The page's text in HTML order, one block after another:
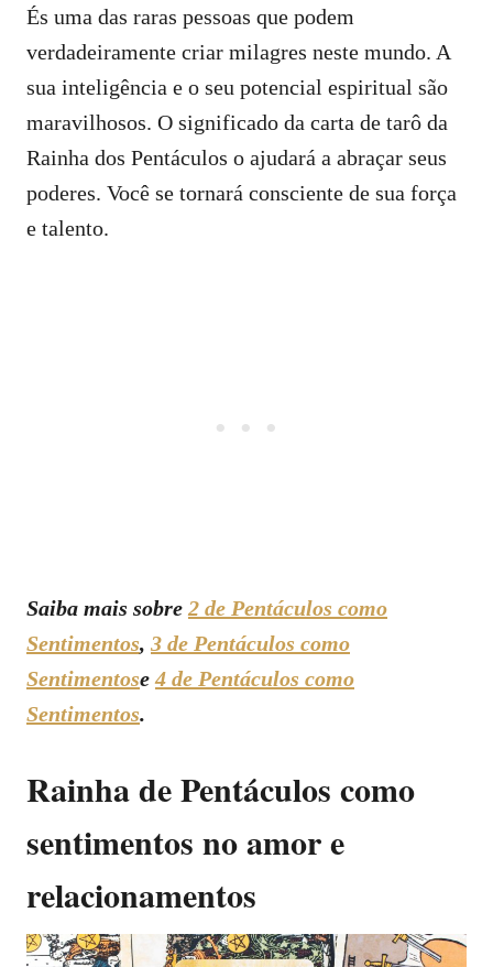
És uma das raras pessoas que podem
verdadeiramente criar milagres neste mundo. A
sua inteligência e o seu potencial espiritual são
maravilhosos. O significado da carta de tarô da
Rainha dos Pentáculos o ajudará a abraçar seus
poderes. Você se tornará consciente de sua força
e talento.
Saiba mais sobre 2 de Pentáculos como
Sentimentos, 3 de Pentáculos como
Sentimentose4 de Pentáculos como
Sentimentos.
Rainha de Pentáculos como
sentimentos no amor e
relacionamentos